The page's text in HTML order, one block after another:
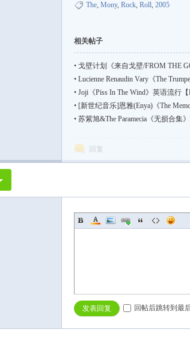
The, Mony, Rock, Roll, 2005
相关帖子
• 戈壁计划《来自戈壁/FROM THE
• Lucienne Renaudin Vary《The
• Joji《Piss In The Wind》英语流行【
• [新世纪音乐]恩雅(Enya)《The
• 苏紫旭&The Paramecia《无损合集
回复
发表回复 回帖后跳转到最